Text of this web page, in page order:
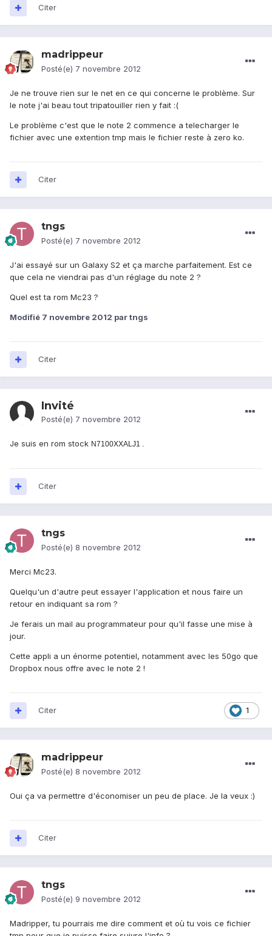
Citer
madrippeur
Posté(e) 7 novembre 2012
Je ne trouve rien sur le net en ce qui concerne le problème. Sur
le note j'ai beau tout tripatouiller rien y fait :(
Le problème c'est que le note 2 commence a telecharger le
fichier avec une extention tmp mais le fichier reste à zero ko.
Citer
tngs
Posté(e) 7 novembre 2012
J'ai essayé sur un Galaxy S2 et ça marche parfaitement. Est ce
que cela ne viendrai pas d'un réglage du note 2 ?
Quel est ta rom Mc23 ?
Modifié 7 novembre 2012 par tngs
Citer
Invité
Posté(e) 7 novembre 2012
Je suis en rom stock N7100XXALJ1 .
Citer
tngs
Posté(e) 8 novembre 2012
Merci Mc23.
Quelqu'un d'autre peut essayer l'application et nous faire un
retour en indiquant sa rom ?
Je ferais un mail au programmateur pour qu'il fasse une mise à
jour.
Cette appli a un énorme potentiel, notamment avec les 50go que
Dropbox nous offre avec le note 2 !
1
Citer
madrippeur
Posté(e) 8 novembre 2012
Oui ça va permettre d'économiser un peu de place. Je la veux :)
Citer
tngs
Posté(e) 9 novembre 2012
Madripper, tu pourrais me dire comment et où tu vois ce fichier